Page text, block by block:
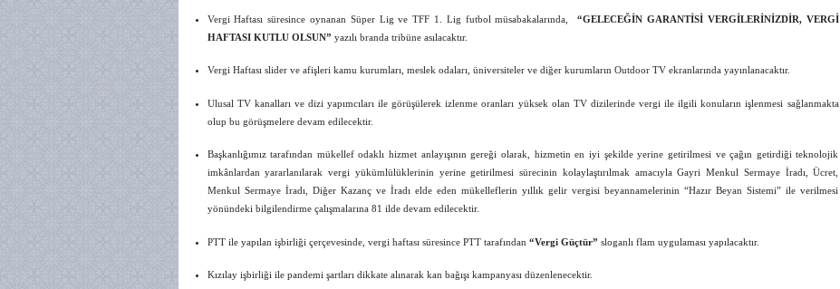
Vergi Haftası süresince oynanan Süper Lig ve TFF 1. Lig futbol müsabakalarında,“GELECEĞİN GARANTİSİ VERGİLERİNİZDİR, VERGİ
HAFTASI KUTLU OLSUN” yazılı branda tribüne asılacaktır.
Vergi Haftası slider ve afişleri kamu kurumları, meslek odaları, üniversiteler ve diğer kurumların Outdoor TV ekranlarında yayınlanacaktır.
Ulusal TV kanalları ve dizi yapımcıları ile görüşülerek izlenme oranları yüksek olan TV dizilerinde vergi ile ilgili konuların işlenmesi sağlanmakta
olup bu görüşmelere devam edilecektir.
Başkanlığımız tarafından mükellef odaklı hizmet anlayışının gereği olarak, hizmetin en iyi şekilde yerine getirilmesi ve çağın getirdiği teknolojik
imkânlardan yararlanılarak vergi yükümlülüklerinin yerine getirilmesi sürecinin kolaylaştırılmak amacıyla Gayri Menkul Sermaye İradı, Ücret,
Menkul Sermaye İradı, Diğer Kazanç ve İradı elde eden mükelleflerin yıllık gelir vergisi beyannamelerinin “Hazır Beyan Sistemi” ile verilmesi
yönündeki bilgilendirme çalışmalarına 81 ilde devam edilecektir.
PTT ile yapılan işbirliği çerçevesinde, vergi haftası süresince PTT tarafından “Vergi Güçtür” sloganlı flam uygulaması yapılacaktır.
Kızılay işbirliği ile pandemi şartları dikkate alınarak kan bağışı kampanyası düzenlenecektir.